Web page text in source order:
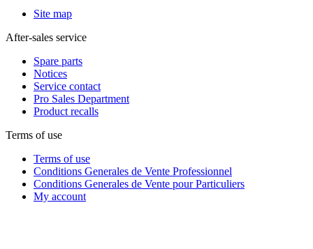
Site map
After-sales service
Spare parts
Notices
Service contact
Pro Sales Department
Product recalls
Terms of use
Terms of use
Conditions Generales de Vente Professionnel
Conditions Generales de Vente pour Particuliers
My account